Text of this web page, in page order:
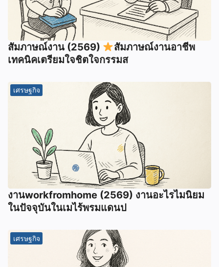
สัมภาษณ์งาน (2569)
สัมภาษณ์งานอาชีพ
เทคนิคเตรียมใจชิตใจกรรมส
เศรษฐกิจ
งานworkfromhome (2569) งานอะไรไมนิยม
ในปัจจุบันในเมไร้พรมแดนป
เศรษฐกิจ